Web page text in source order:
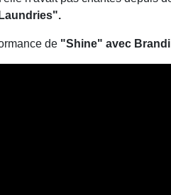
de "Shine" avec